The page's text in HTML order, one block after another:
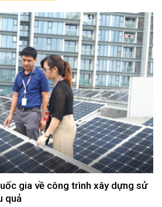
gia về công trình xây dựng sử
quả